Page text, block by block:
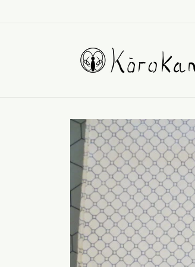
Produktinformationen
springen